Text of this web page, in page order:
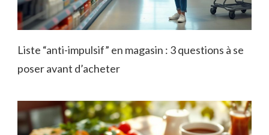
Liste “anti-impulsif” en magasin : 3 questions à se
poser avant d’acheter